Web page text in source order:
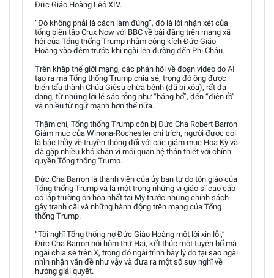
Đức Giáo Hoàng Lêô XIV.
“Đó không phải là cách làm đúng”, đó là lời nhận xét của
tổng biên tập Crux Now với BBC về bài đăng trên mạng xã
hội của Tổng thống Trump nhằm công kích Đức Giáo
Hoàng vào đêm trước khi ngài lên đường đến Phi Châu.
Trên khắp thế giới mạng, các phản hồi về đoạn video do AI
tạo ra mà Tổng thống Trump chia sẻ, trong đó ông được
biến tấu thành Chúa Giêsu chữa bệnh (đã bị xóa), rất đa
dạng, từ những lời lẽ sáo rỗng như “báng bổ”, đến “điên rồ”
và nhiều từ ngữ mạnh hơn thế nữa.
Thậm chí, Tổng thống Trump còn bị Đức Cha Robert Barron
Giám mục của Winona-Rochester chỉ trích, người được coi
là bậc thầy về truyền thông đối với các giám mục Hoa Kỳ và
đã gặp nhiều khó khăn vì mối quan hệ thân thiết với chính
quyền Tổng thống Trump.
Đức Cha Barron là thành viên của ủy ban tự do tôn giáo của
Tổng thống Trump và là một trong những vị giáo sĩ cao cấp
có lập trường ôn hòa nhất tại Mỹ trước những chính sách
gây tranh cãi và những hành động trên mạng của Tổng
thống Trump.
“Tôi nghĩ Tổng thống nợ Đức Giáo Hoàng một lời xin lỗi,”
Đức Cha Barron nói hôm thứ Hai, kết thúc một tuyên bố mà
ngài chia sẻ trên X, trong đó ngài trình bày lý do tại sao ngài
nhìn nhận vấn đề như vậy và đưa ra một số suy nghĩ về
hướng giải quyết.